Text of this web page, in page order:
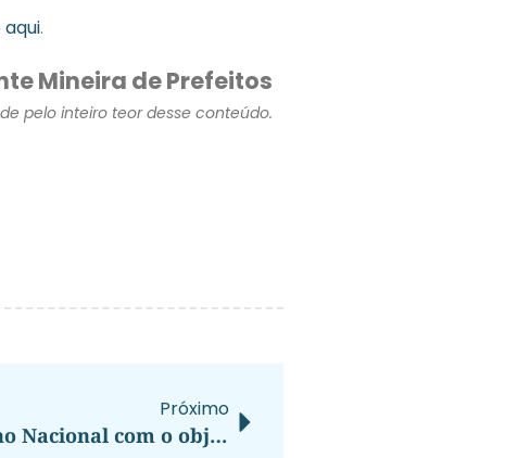
aqui.
Mineira de Prefeitos
pelo inteiro teor desse conteúdo.
Próximo
Ministério do Turismo lança Plano Nacional com o objetivo de posicionar o Brasil como maior receptor de turistas da América do Sul até 2027.